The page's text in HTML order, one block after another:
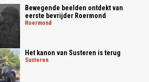
Bewegende beelden ontdekt van
eerste bevrijder Roermond
roermond
Het kanon van Susteren is terug
susteren